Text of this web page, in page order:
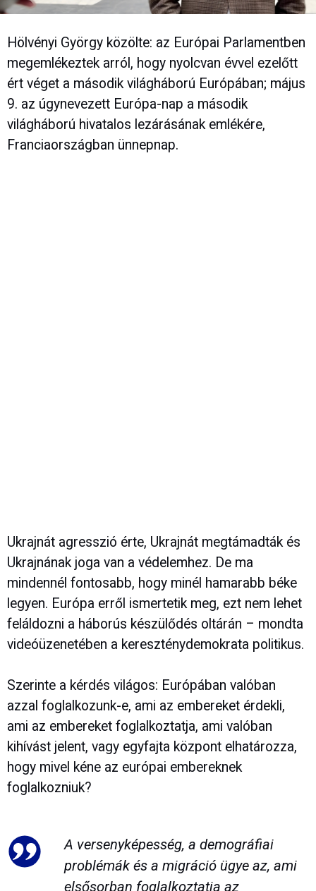
Hölvényi György közölte: az Európai Parlamentben
megemlékeztek arról, hogy nyolcvan évvel ezelőtt
ért véget a második világháború Európában; május
9. az úgynevezett Európa-nap a második
világháború hivatalos lezárásának emlékére,
Franciaországban ünnepnap.
Ukrajnát agresszió érte, Ukrajnát megtámadták és
Ukrajnának joga van a védelemhez. De ma
mindennél fontosabb, hogy minél hamarabb béke
legyen. Európa erről ismertetik meg, ezt nem lehet
feláldozni a háborús készülődés oltárán – mondta
videóüzenetében a kereszténydemokrata politikus.
Szerinte a kérdés világos: Európában valóban
azzal foglalkozunk-e, ami az embereket érdekli,
ami az embereket foglalkoztatja, ami valóban
kihívást jelent, vagy egyfajta központ elhatározza,
hogy mivel kéne az európai embereknek
foglalkozniuk?
A versenyképesség, a demográfiai
problémák és a migráció ügye az, ami
elsősorban foglalkoztatja az